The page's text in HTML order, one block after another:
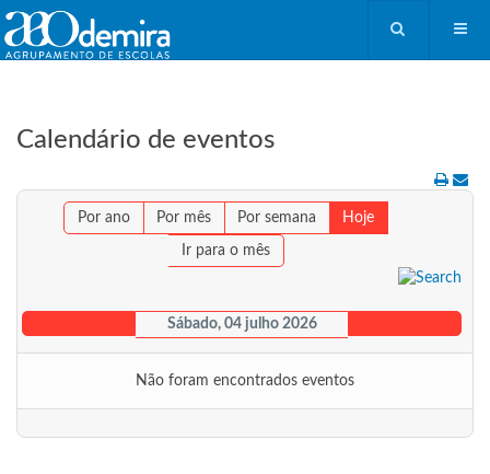
Calendário de eventos
Por ano Por mês Por semana Hoje
Ir para o mês
Sábado, 04 julho 2026
Não foram encontrados eventos